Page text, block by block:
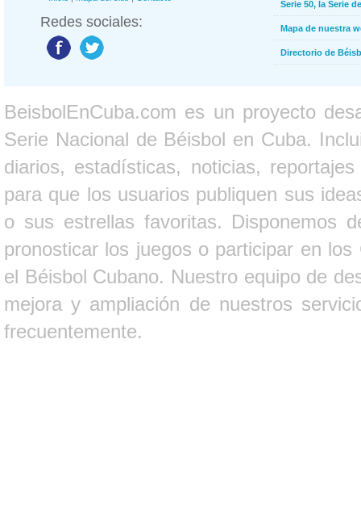
Redes sociales:
Serie 50, la Serie
Mapa de nuestra
Directorio de
BeisbolEnCuba.com es un proyecto
Serie Nacional de Béisbol en Cuba.
diarios, estadísticas, noticias,
para que los usuarios publiquen sus
o sus estrellas favoritas. Disponemos
pronosticar los juegos o participar en
el Béisbol Cubano. Nuestro equipo de
mejora y ampliación de nuestros
frecuentemente.